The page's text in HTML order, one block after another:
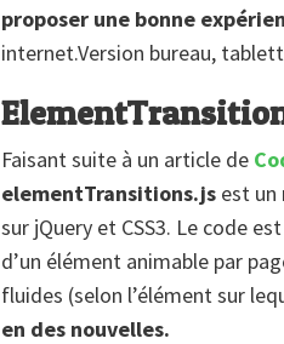
proposer une bonne
internet.Version bureau,
Faisant suite à un article de
elementTransitions.js est un
sur jQuery et CSS3. Le code
d’un élément animable par
fluides (selon l’élément sur
en des nouvelles.